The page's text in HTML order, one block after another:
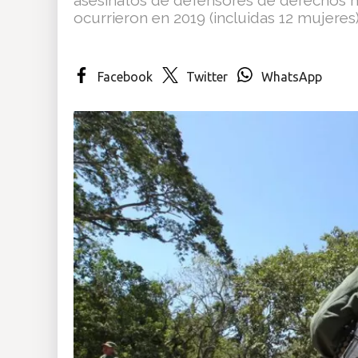
Multimedia
ocurrieron en 2019 (incluidas 12
Facebook Twitter WhatsApp